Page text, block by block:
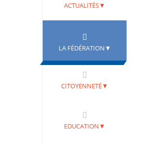
ACTUALITÉS▼
LA FÉDÉRATION▼
CITOYENNETÉ▼
EDUCATION▼